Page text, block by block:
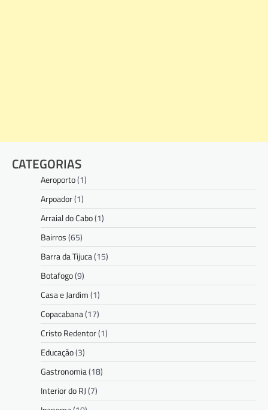
CATEGORIAS
Aeroporto(1)
Arpoador(1)
Arraial do Cabo(1)
Bairros(65)
Barra da Tijuca(15)
Botafogo(9)
Casa e Jardim(1)
Copacabana(17)
Cristo Redentor(1)
Educação(3)
Gastronomia(18)
Interior do RJ(7)